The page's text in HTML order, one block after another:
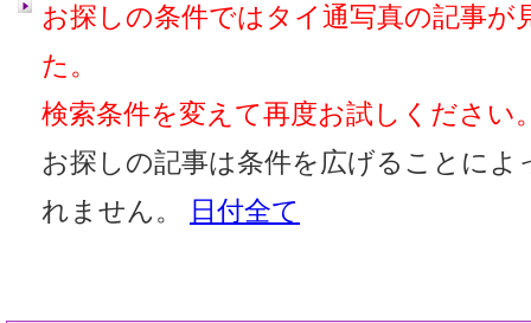
お探しの条件ではタイ通写真の記事が
た。
検索条件を変えて再度お試しください
お探しの記事は条件を広げることに
れません。
日付全て